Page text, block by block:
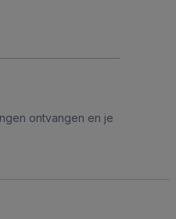
ontvangen en je